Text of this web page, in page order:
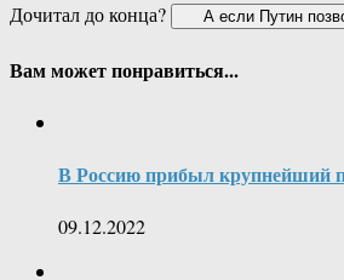
Дочитал до конца?
Вам может понравиться...
В Россию прибыл крупнейший
09.12.2022